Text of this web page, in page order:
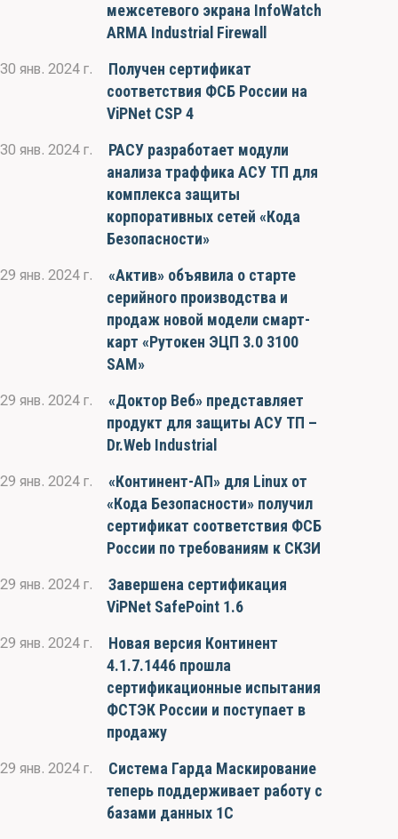
межсетевого экрана InfoWatch
ARMA Industrial Firewall
30 янв. 2024 г.
Получен сертификат
соответствия ФСБ России на
ViPNet CSP 4
30 янв. 2024 г.
РАСУ разработает модули
анализа траффика АСУ ТП для
комплекса защиты
корпоративных сетей «Кода
Безопасности»
29 янв. 2024 г.
«Актив» объявила о старте
серийного производства и
продаж новой модели смарт-
карт «Рутокен ЭЦП 3.0 3100
SAM»
29 янв. 2024 г.
«Доктор Веб» представляет
продукт для защиты АСУ ТП –
Dr.Web Industrial
29 янв. 2024 г.
«Континент-АП» для Linux от
«Кода Безопасности» получил
сертификат соответствия ФСБ
России по требованиям к СКЗИ
29 янв. 2024 г.
Завершена сертификация
ViPNet SafePoint 1.6
29 янв. 2024 г.
Новая версия Континент
4.1.7.1446 прошла
сертификационные испытания
ФСТЭК России и поступает в
продажу
29 янв. 2024 г.
Система Гарда Маскирование
теперь поддерживает работу с
базами данных 1С